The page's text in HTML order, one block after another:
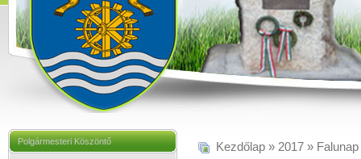
Polgármesteri Köszöntő Kezdőlap » 2017 »